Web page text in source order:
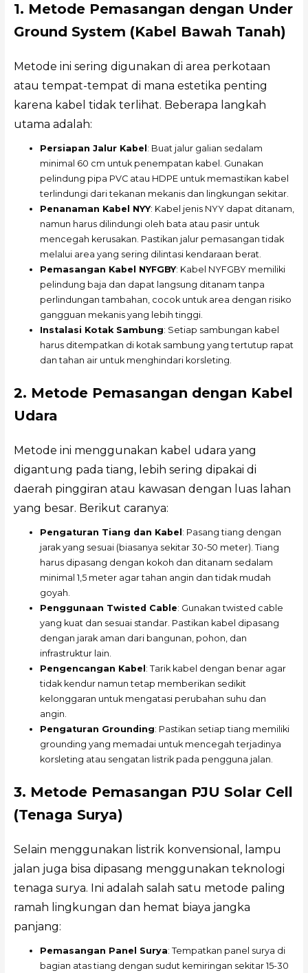
1. Metode Pemasangan dengan Under
Ground System (Kabel Bawah Tanah)
Metode ini sering digunakan di area perkotaan
atau tempat-tempat di mana estetika penting
karena kabel tidak terlihat. Beberapa langkah
utama adalah:
Persiapan Jalur Kabel : Buat jalur galian sedalam
minimal 60 cm untuk penempatan kabel. Gunakan
pelindung pipa PVC atau HDPE untuk memastikan kabel
terlindungi dari tekanan mekanis dan lingkungan sekitar.
Penanaman Kabel NYY: Kabel jenis NYY dapat ditanam,
namun harus dilindungi oleh bata atau pasir untuk
mencegah kerusakan. Pastikan jalur pemasangan tidak
melalui area yang sering dilintasi kendaraan berat.
Pemasangan Kabel NYFGBY: Kabel NYFGBY memiliki
pelindung baja dan dapat langsung ditanam tanpa
perlindungan tambahan, cocok untuk area dengan risiko
gangguan mekanis yang lebih tinggi.
Instalasi Kotak Sambung: Setiap sambungan kabel
harus ditempatkan di kotak sambung yang tertutup rapat
dan tahan air untuk menghindari korsleting.
2. Metode Pemasangan dengan Kabel
Udara
Metode ini menggunakan kabel udara yang
digantung pada tiang, lebih sering dipakai di
daerah pinggiran atau kawasan dengan luas lahan
yang besar. Berikut caranya:
Pengaturan Tiang dan Kabel : Pasang tiang dengan
jarak yang sesuai (biasanya sekitar 30-50 meter). Tiang
harus dipasang dengan kokoh dan ditanam sedalam
minimal 1,5 meter agar tahan angin dan tidak mudah
goyah.
Penggunaan Twisted Cable: Gunakan twisted cable
yang kuat dan sesuai standar. Pastikan kabel dipasang
dengan jarak aman dari bangunan, pohon, dan
infrastruktur lain.
Pengencangan Kabel : Tarik kabel dengan benar agar
tidak kendur namun tetap memberikan sedikit
kelonggaran untuk mengatasi perubahan suhu dan
angin.
Pengaturan Grounding: Pastikan setiap tiang memiliki
grounding yang memadai untuk mencegah terjadinya
korsleting atau sengatan listrik pada pengguna jalan.
3. Metode Pemasangan PJU Solar Cell
(Tenaga Surya)
Selain menggunakan listrik konvensional, lampu
jalan juga bisa dipasang menggunakan teknologi
tenaga surya. Ini adalah salah satu metode paling
ramah lingkungan dan hemat biaya jangka
panjang:
Pemasangan Panel Surya: Tempatkan panel surya di
bagian atas tiang dengan sudut kemiringan sekitar 15-30